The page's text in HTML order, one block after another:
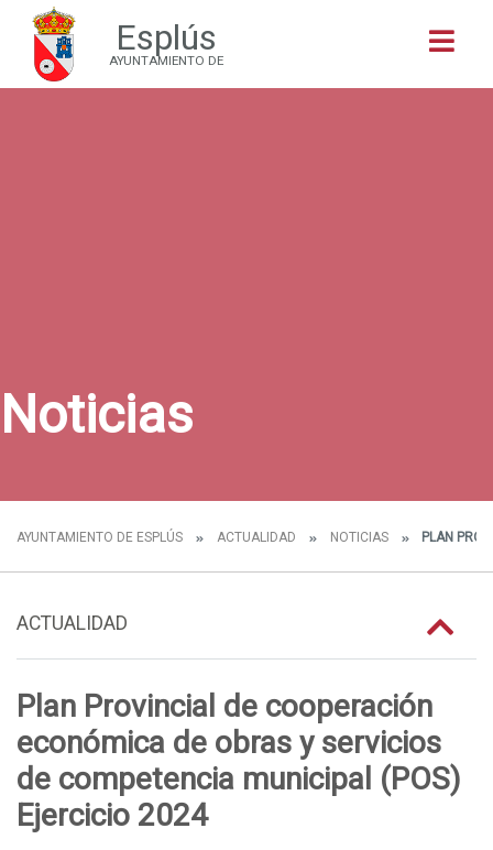
Esplús
AYUNTAMIENTO DE
Noticias
AYUNTAMIENTO DE ESPLÚS ACTUALIDAD NOTICIAS PLAN
ACTUALIDAD
Plan Provincial de cooperación
económica de obras y servicios
de competencia municipal (POS)
Ejercicio 2024